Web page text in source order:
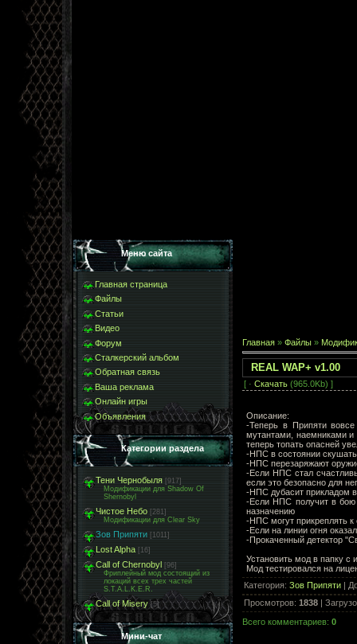
Меню сайта
Главная страница
Файлы
Статьи
Видео
Форум
Сталкерский альбом
Обратная связь
Ваша реклама
Онлайн игры
Объявления
Категории раздела
Тени Чернобыля [917]
Модификации для Shadow Of
Shernobyl
Чистое Небо [281]
Модификации для Clear Sky
Зов Припяти [1011]
Lost Alpha [16]
Call of Chernobyl [96]
Фриплейный мод состоящий из
локаций всех трех частей
S.T.A.L.K.E.R.
Call of Misery [5]
Мини-чат
Главная » Файлы »
REAL WAP+ v1.00
[ · Скачать (965.0Kb) ]
Описание:
-Теперь в Припяти
мутантами, наемниками и
теперь топать опасней
-НПС в состоянии скушать
-НПС перезаряжают
-Если НПС стал
если это безопасно для
-НПС дубасит прикладом
-Если НПС получит в бою
назначению
-НПС могут прикреплять к
-Если на линии огня
-Прокаченный детектор
Установить мод в папку с
Мод тестировался на
Категория: Зов Припяти |
Просмотров: 1838 |
Всего комментариев: 0